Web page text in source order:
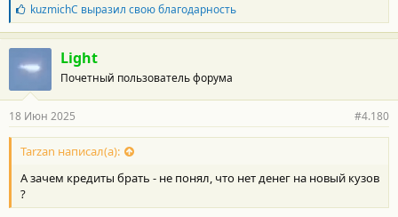
Б
л
а
г
о
д
а
н
о
с
и
kuzmichC выразил свою благодарность
Light
Почетный пользователь форума
18 Июн 2025 #4.180
Tarzan написал(а):
А зачем кредиты брать - не понял, что нет денег на новый кузов
?